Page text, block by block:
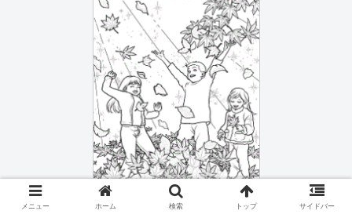
メニュー ホーム 検索 トップ サイドバー